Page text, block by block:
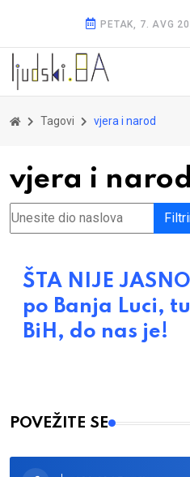
PETAK, 7. AVG
Tagovi vjera i narod
vjera i narod
Unesite dio naslova
ŠTA NIJE
po Banja Luci,
BiH, do nas je!
POVEŽITE SE